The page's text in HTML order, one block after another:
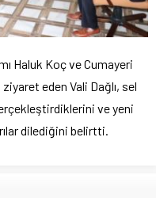
Haluk Koç ve Cumayeri
eden Vali Dağlı, sel
ve yeni
dilediğini belirtti.